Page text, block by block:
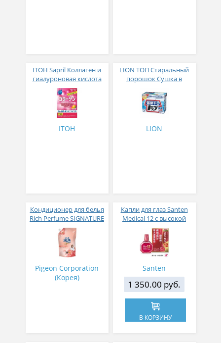
ITOH Sapril Коллаген и
гиалуроновая кислота
со вкусом манго 30
стиков
ITOH
LION ТОП Стиральный
порошок Сушка в
гр
LION
Кондиционер для белья
Rich Perfume SIGNATURE
парфюмированный
супер-концентрат с
ароматом Фиеста 1,6 л
Pigeon Corporation
(Корея)
Капли для глаз Santen
Medical 12 с высокой
концентрацией
активных компонентов
12 мл
Santen
1 350.00 руб.
В КОРЗИНУ